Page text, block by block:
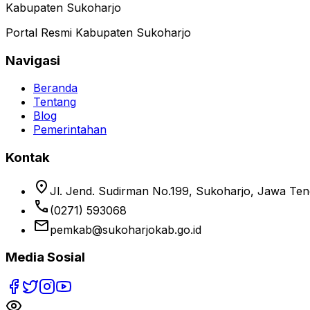
Kabupaten Sukoharjo
Portal Resmi Kabupaten Sukoharjo
Navigasi
Beranda
Tentang
Blog
Pemerintahan
Kontak
location_on Jl. Jend. Sudirman No.199, Sukoharjo, Jawa
phone (0271) 593068
emailpemkab@sukoharjokab.go.id
Media Sosial